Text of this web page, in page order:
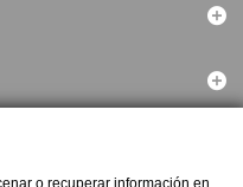
o recuperar información en